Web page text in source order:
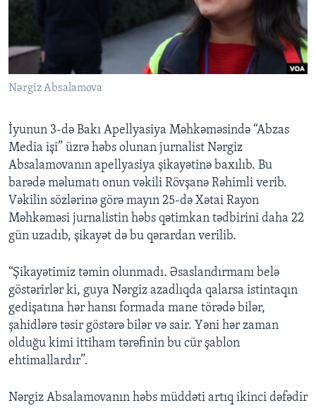
Nərgiz Absalamova
İyunun 3-də Bakı Apellyasiya Məhkəməsində “Abzas
Media işi” üzrə həbs olunan jurnalist Nərgiz
Absalamovanın apellyasiya şikayətinə baxılıb. Bu
barədə məlumatı onun vəkili Rövşanə Rəhimli verib.
Vəkilin sözlərinə görə mayın 25-də Xətai Rayon
Məhkəməsi jurnalistin həbs qətimkan tədbirini daha 22
gün uzadıb, şikayət də bu qərardan verilib.
“Şikayətimiz təmin olunmadı. Əsaslandırmanı belə
göstərirlər ki, guya Nərgiz azadlıqda qalarsa istintaqın
gedişatına hər hansı formada mane törədə bilər,
şahidlərə təsir göstərə bilər və sair. Yəni hər zaman
olduğu kimi ittiham tərəfinin bu cür şablon
ehtimallardır”.
Nərgiz Absalamovanın həbs müddəti artıq ikinci dəfədir